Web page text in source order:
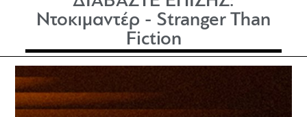
Ντοκιμαντέρ - Stranger Than
Fiction